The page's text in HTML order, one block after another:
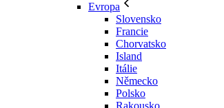
Evropa
Slovensko
Francie
Chorvatsko
Island
Itálie
Německo
Polsko
Rakousko